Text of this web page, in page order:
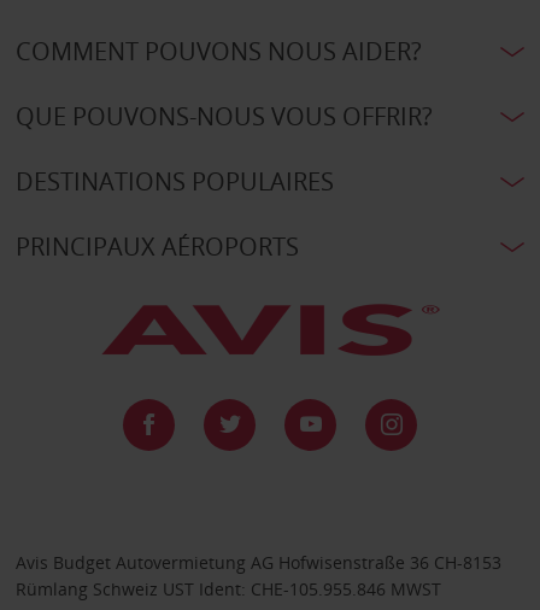
COMMENT POUVONS NOUS AIDER?
QUE POUVONS-NOUS VOUS OFFRIR?
DESTINATIONS POPULAIRES
PRINCIPAUX AÉROPORTS
Avis Budget Autovermietung AG Hofwisenstraße 36 CH-8153
Rümlang Schweiz UST Ident: CHE-105.955.846 MWST